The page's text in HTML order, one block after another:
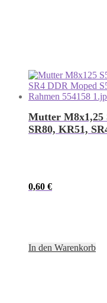
Mutter M8x1,25
SR80, KR51,
0,60 €
In den Warenkorb